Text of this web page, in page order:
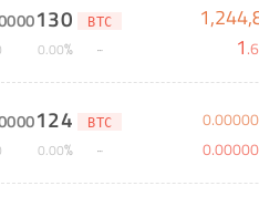
130 BTC
0.00% 1.
124 BTC
0.00%
0.
0.